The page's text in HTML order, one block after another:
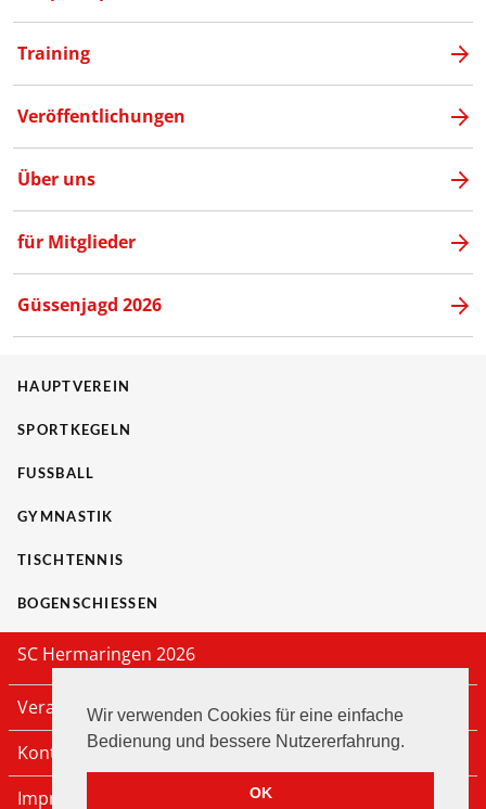
Wir verwenden Cookies für eine einfache
Bedienung und bessere Nutzererfahrung.
OK
Training
Veröffentlichungen
Über uns
für Mitglieder
Güssenjagd 2026
HAUPTVEREIN
SPORTKEGELN
FUSSBALL
GYMNASTIK
TISCHTENNIS
BOGENSCHIESSEN
SC Hermaringen 2026
Veranstaltungen
Kontakt
Impressum